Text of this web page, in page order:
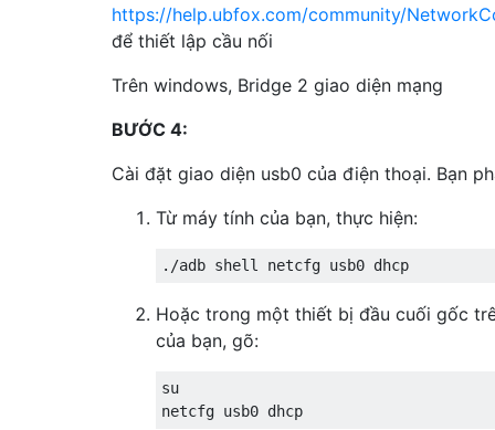
https://help.ubfox.com/community/
để thiết lập cầu nối
Trên windows, Bridge 2 giao diện mạng
BƯỚC 4:
Cài đặt giao diện usb0 của điện thoại. Bạn
Từ máy tính của bạn, thực hiện:
./adb shell netcfg usb0 dhcp
Hoặc trong một thiết bị đầu cuối gốc
của bạn, gõ:
su
netcfg usb0 dhcp